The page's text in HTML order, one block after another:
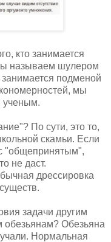
кто занимается
называем шулером
занимается подменой
мы
ученым.
По сути, это то,
скамьи. Если
"общепринятым",
не даст.
дрессировка
задачи другим
обезьянам? Обезьяна
Нормальная